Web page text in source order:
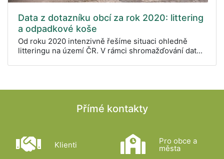
Data z dotazníku obcí za rok 2020: littering
a odpadkové koše
Od roku 2020 intenzivně řešíme situaci ohledně
litteringu na území ČR. V rámci shromažďování dat...
Přímé kontakty
Klienti Pro obce a
města